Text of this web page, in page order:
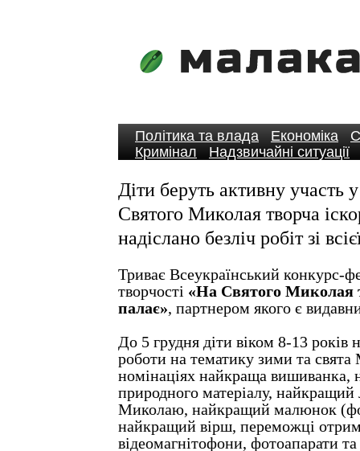
Політика та влада Економіка
Кримінал
Надзвичайні ситуації
Діти беруть активну участь
Святого Миколая творча
надіслано безліч робіт зі
Триває Всеукраїнський конкурс-
творчості «На Святого Миколая
палає», партнером якого є
До 5 грудня діти віком 8-13 років
роботи на тематику зими та
номінаціях найкраща вишиванка,
природного матеріалу,
Миколаю, найкращий малюнок
найкращий вірш, переможці
відеомагнітофони, фотоапарати